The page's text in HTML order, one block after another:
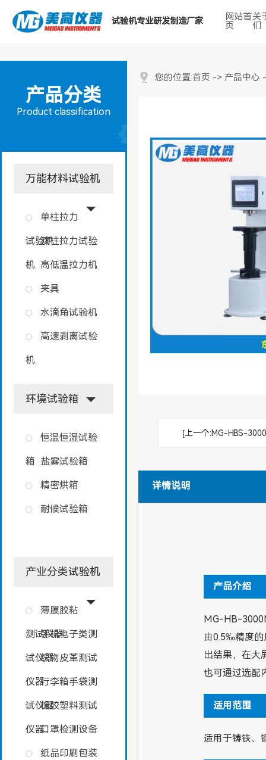
试验机专业研发制造厂家
网站首
页
关
们
产品分类
Product classification
万能材料试验机
单柱拉力
试验机双柱拉力试验
机 高低温拉力机
夹具
水滴角试验机
高速剥离试验
机
环境试验箱
恒温恒湿试验
箱 盐雾试验箱
精密烘箱
耐候试验箱
产业分类试验机
薄膜胶粘
测试仪器
手机电子类测
试仪器织物皮革测试
仪器行李箱手袋测
试仪器橡胶塑料测试
仪器口罩检测设备
纸品印刷包装
您的位置:首页 -> 产品中心
[上一个:MG-HBS-
详情说明
产品介绍
MG-HB-
由0.5‰精度的
出结果，在大
也可通过选配
适用范围
适用于铸铁、